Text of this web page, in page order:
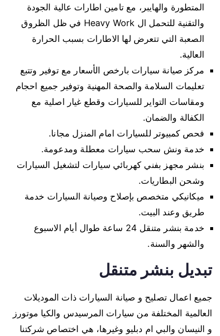
المتطورة والهايبر، مع تامين اطارات عالية الجودة
والتقنية للتحمل ال Heavy Work في ظل الظروق
الصعبة التي تتعرض لها الاطارات بسبب الحرارة
العالية.
مركز صيانة سيارات بارخص الأسعار مع توفير وتتبع
تعليمات السلامة والصحة المهنية وتوفير جميع احجام
ومقاسات التواير للسيارات وقطع غيار اصلية مع
الكفالة والضمان.
فحص كمبيوتر للسيارات امام المنزل مجانا.
خدمة ونش سحب سيارات معطلة ومدعومة.
بنشر مجهز بفني كهربائي سيارات لتشغيل السيارات
وشحن البطاريات.
ميكانيكي متخصص بإصلاح وصيانة السيارات خدمة
طريق وعند البيت.
خدمة بنشر متنقل 24 ساعة طوال أيام الاسبوع
والشهر والسنة.
تبديل بنشر متنقل
جميع اعمال تصليح و صيانة السيارات ذات الموديلات
العالمية المختلفة من سيارات المرسيدس والكيا موتورز
و النيسان والبي ام دبليو وغيرها، هي اختصاص شركتنا